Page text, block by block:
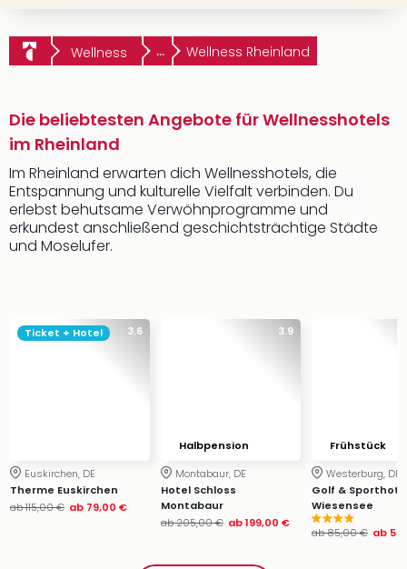
Wellness ... Wellness Rheinland
Die beliebtesten Angebote für Wellnesshotels
im Rheinland
Im Rheinland erwarten dich Wellnesshotels, die
Entspannung und kulturelle Vielfalt verbinden. Du
erlebst behutsame Verwöhnprogramme und
erkundest anschließend geschichtsträchtige Städte
und Moselufer.
3.6
Ticket + Hotel
Euskirchen, DE
Therme Euskirchen
ab115,00 € ab 79,00 €
3.9
Halbpension
Montabaur, DE
Hotel Schloss
Montabaur
ab205,00 € ab199,00 €
Frühstück
Westerburg, DE
Golf &
Wiesensee
ab85,00 € ab